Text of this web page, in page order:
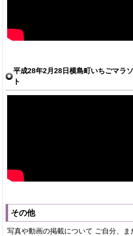
平成28年2月28日横島町いちごマラ
ト
その他
写真や動画の掲載について ご自分、